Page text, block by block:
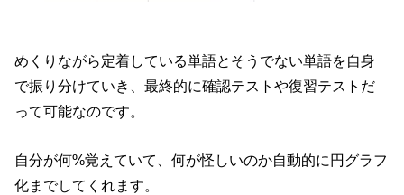
めくりながら定着している単語とそうでない単語を自身
で振り分けていき、最終的に確認テストや復習テストだ
って可能なのです。
自分が何%覚えていて、何が怪しいのか自動的に円グラフ
化までしてくれます。